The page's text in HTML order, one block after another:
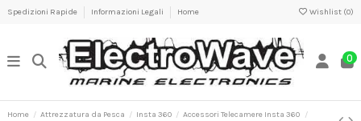
Spedizioni Rapide Informazioni Legali Home Wishlist (0)
0
Home Attrezzatura da Pesca Insta 360
Accessori Telecamere Insta 360